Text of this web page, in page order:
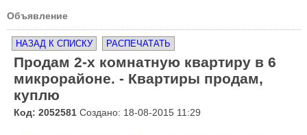
Объявление
НАЗАД К СПИСКУ РАСПЕЧАТАТЬ
Продам 2-х комнатную квартиру в 6
микрорайоне. - Квартиры продам,
куплю
Код: 2052581 Создано: 18-08-2015 11:29